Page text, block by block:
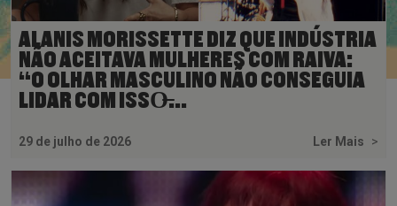
ALANIS MORISSETTE DIZ QUE INDÚSTRIA
NÃO ACEITAVA MULHERES COM RAIVA:
“O OLHAR MASCULINO NÃO CONSEGUIA
LIDAR COM ISSO̶...
29 de julho de 2026 Ler Mais >